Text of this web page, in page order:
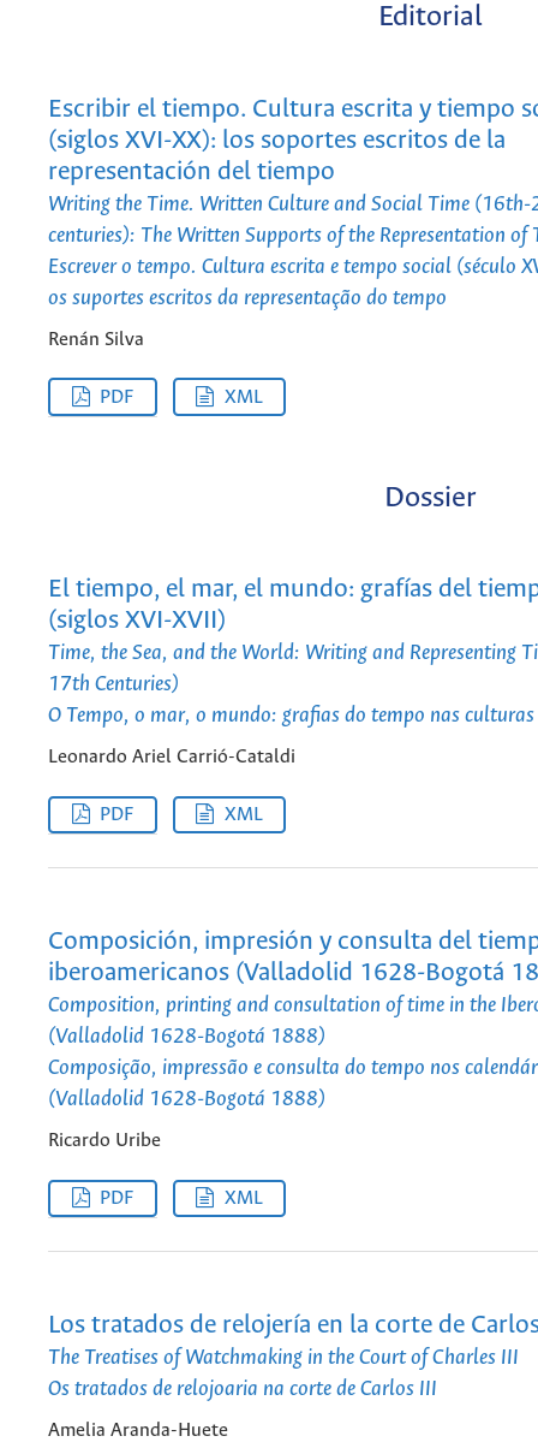
Editorial
Escribir el tiempo. Cultura escrita y tiempo
(siglos XVI-XX): los soportes escritos de la
representación del tiempo
Writing the Time. Written Culture and Social Time
centuries): The Written Supports of the Representation of
Escrever o tempo. Cultura escrita e tempo social (século
os suportes escritos da representação do tempo
Renán Silva
PDF XML
Dossier
El tiempo, el mar, el mundo: grafías del
(siglos XVI-XVII)
Time, the Sea, and the World: Writing and Representing
17th Centuries)
O Tempo, o mar, o mundo: grafias do tempo nas
Leonardo Ariel Carrió-Cataldi
PDF XML
Composición, impresión y consulta del
iberoamericanos (Valladolid 1628-Bogotá
Composition, printing and consultation of time in the
(Valladolid 1628-Bogotá 1888)
Composição, impressão e consulta do tempo nos
(Valladolid 1628-Bogotá 1888)
Ricardo Uribe
PDF XML
Los tratados de relojería en la corte de
The Treatises of Watchmaking in the Court of Charles III
Os tratados de relojoaria na corte de Carlos III
Amelia Aranda-Huete